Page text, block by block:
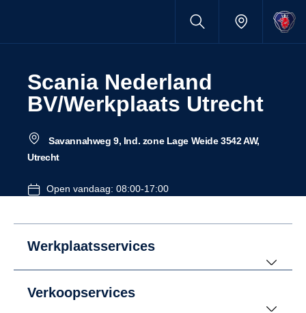
Scania Nederland
BV/Werkplaats Utrecht
Savannahweg 9, Ind. zone Lage Weide 3542 AW,
Utrecht
Open vandaag: 08:00-17:00
Werkplaatsservices
Verkoopservices